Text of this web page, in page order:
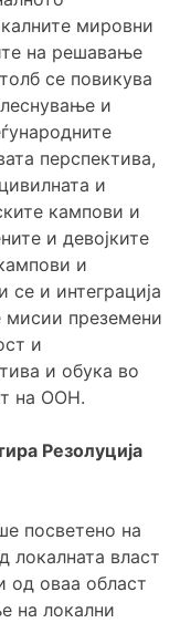
мировни
на решавање
се повикува
и
перспектива,
и
кампови и
и девојките
и
се и интеграција
мисии преземени
и
и обука во
на ООН.
Резолуција
посветено на
локалната власт
од оваа област
на локални